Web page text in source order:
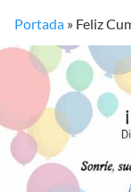
Portada » Feliz